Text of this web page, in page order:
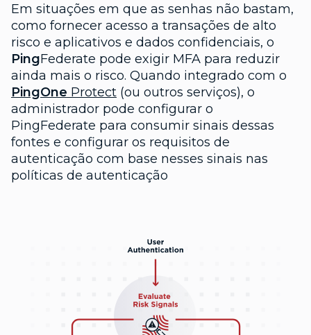
Em situações em que as senhas não bastam,
como fornecer acesso a transações de alto
risco e aplicativos e dados confidenciais, o
PingFederate pode exigir MFA para reduzir
ainda mais o risco. Quando integrado com o
PingOne Protect (ou outros serviços), o
administrador pode configurar o
PingFederate para consumir sinais dessas
fontes e configurar os requisitos de
autenticação com base nesses sinais nas
políticas de autenticação